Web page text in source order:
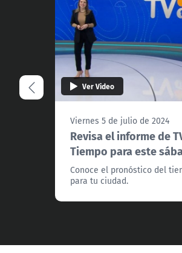
Ver Video
Viernes 5 de julio de 2024
Revisa el informe de
Tiempo para este
Conoce el pronóstico del
para tu ciudad.